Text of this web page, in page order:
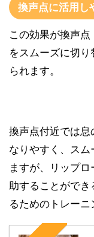
換声点に活用し
この効果が換声点
をスムーズに切
られます。
換声点付近では息
なりやすく、スム
ますが、リップ
助することができ
るためのトレーニ